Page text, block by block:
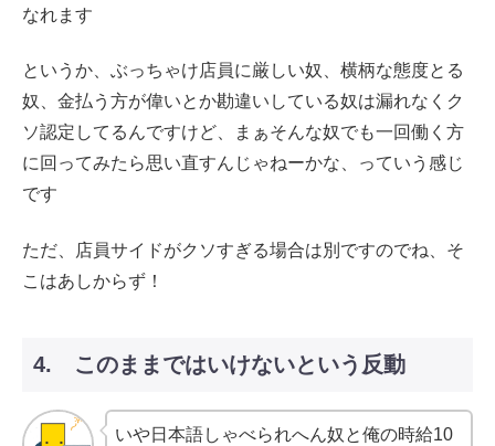
なれます
というか、ぶっちゃけ店員に厳しい奴、横柄な態度とる
奴、金払う方が偉いとか勘違いしている奴は漏れなくク
ソ認定してるんですけど、まぁそんな奴でも一回働く方
に回ってみたら思い直すんじゃねーかな、っていう感じ
です
ただ、店員サイドがクソすぎる場合は別ですのでね、そ
こはあしからず！
4. このままではいけないという反動
いや日本語しゃべられへん奴と俺の時給10